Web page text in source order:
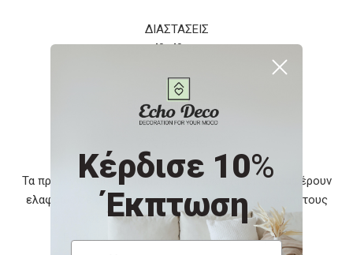
ΔΙΑΣΤΑΣΕΙΣ
40x40 εκ.
ΥΛΙΚΟ
50% chenille acrylic
25% βαμβάκι
Τα προϊόντα και τα χρώματά τους ενδέχεται να διαφέρουν
ελαφρώς σε σχέση με τη φωτογραφική απεικόνισή τους
στην οθόνη σας. Το προϊόν διατίθεται από την:
EchoDeco.Gr Ε.Ε. | Διαδικτυακές Πωλήσεις
Κέρδισε 10%
Έκπτωση